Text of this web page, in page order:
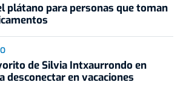
plátano para personas que toman
de Silvia Intxaurrondo en
desconectar en vacaciones